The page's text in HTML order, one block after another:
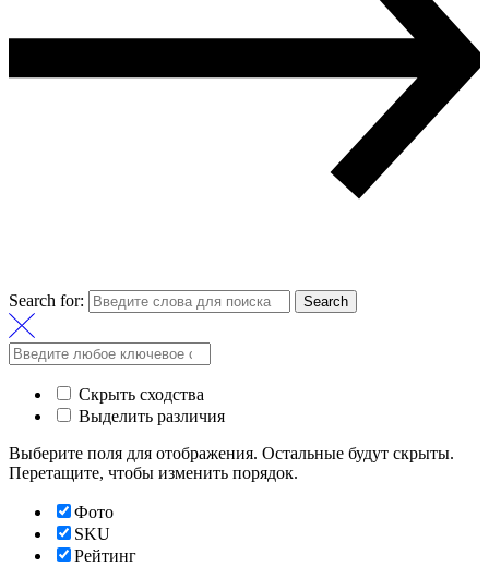
Search for: Search
Скрыть сходства
Выделить различия
Выберите поля для отображения. Остальные будут скрыты.
Перетащите, чтобы изменить порядок.
Фото
SKU
Рейтинг